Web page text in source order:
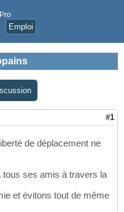
Emploi
#1
de déplacement ne
tous ses amis à travers la
et évitons tout de même